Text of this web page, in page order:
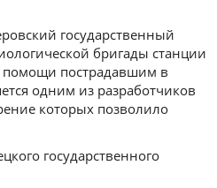
государственный
бригады станции
помощи пострадавшим в
одним из разработчиков
которых позволило
государственного